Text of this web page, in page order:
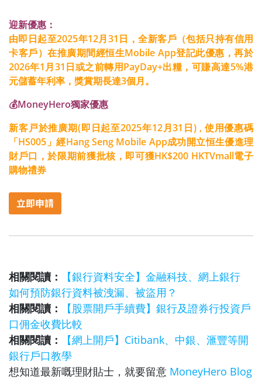
迎新優惠：
由即日起至2025年12月31日，全新客戶（包括只持有信用
卡客戶）在推廣期間經恒生Mobile App登記此優惠，再於
2026年1月31日或之前轉用PayDay+出糧，可賺高達5%港
元儲蓄年利率，獎賞期長達3個月。
💰MoneyHero獨家優惠
新客戸於推廣期(即日起至2025年12月31日) , 使用優惠碼
「HS005」經Hang Seng Mobile App成功開立恒生優進理
財戶口，於限期前獲批核，即可獲HK$200 HKTVmall電子
購物禮券
相關閱讀：
【銀行資料安全】金融科技、網上銀行
如何預防銀行資料被洩漏、被盜用？
相關閱讀：
【股票開戶手續費】銀行及證券行投資戶
口佣金收費比較
相關閱讀：
【網上開戶】Citibank、中銀、滙豐等開
銀行戶口教學
想知道最新嘅理財貼士，就要留意 MoneyHero Blog